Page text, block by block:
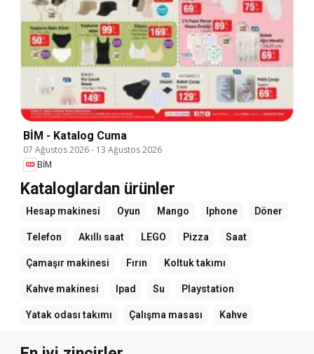
BİM - Katalog Cuma
07 Ağustos 2026- 13 Ağustos 2026
BİM
Kataloglardan ürünler
Hesap makinesi Oyun Mango Iphone Döner
Telefon Akıllı saat LEGO Pizza Saat
Çamaşır makinesi Fırın Koltuk takımı
Kahve makinesi Ipad Su Playstation
Yatak odası takımı Çalışma masası Kahve